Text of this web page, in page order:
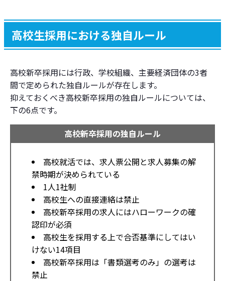
高校・高校生の就職の動き
高卒採用の企業の動き
高校生採用における独自ルール
高校新卒採用には行政、学校組織、主要経済団体の3者
間で定められた独自ルールが存在します。
抑えておくべき高校新卒採用の独自ルールについては、
下の6点です。
高校新卒採用の独自ルール
高校就活では、求人票公開と求人募集の解
禁時期が決められている
1人1社制
高校生への直接連絡は禁止
高校新卒採用の求人にはハローワークの確
認印が必須
高校生を採用する上で合否基準にしてはい
けない14項目
高校新卒採用は「書類選考のみ」の選考は
禁止